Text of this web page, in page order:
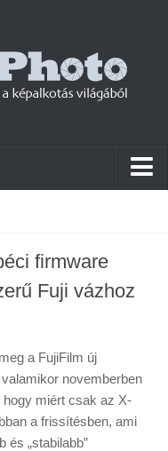
firmware
Fuji vázhoz
a FujiFilm új
novemberben
miért csak az X-
a frissítésben, ami
és „stabilabb”